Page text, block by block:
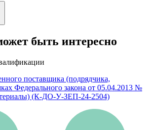
быть интересно
поставщика (подрядчика,
Федерального закона от 05.04.2013 №
(К-ДО-У-ЗЕП-24-2504)